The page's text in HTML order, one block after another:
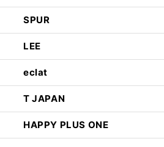
SPUR
LEE
eclat
T JAPAN
HAPPY PLUS ONE